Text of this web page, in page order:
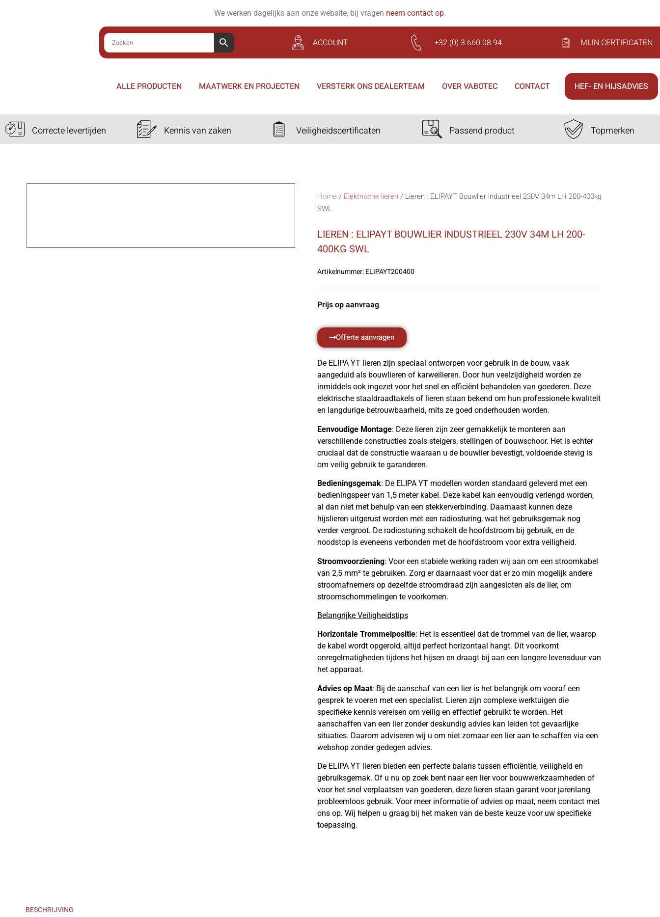
We werken dagelijks aan onze website, bij vragen neem contact op.
ACCOUNT +32 (0) 3 660 08 94 MIJN CERTIFICATEN
ALLE PRODUCTEN MAATWERK EN PROJECTEN VERSTERK ONS DEALERTEAM OVER VABOTEC CONTACT HEF- EN HIJSADVIES
Correcte levertijden Kennis van zaken Veiligheidscertificaten Passend product Topmerken
Home / Elektrische lieren / Lieren : ELIPAYT Bouwlier industrieel 230V 34m LH 200-400kg
SWL
LIEREN : ELIPAYT BOUWLIER INDUSTRIEEL 230V 34M LH 200-
400KG SWL
Artikelnummer:ELIPAYT200400
Prijs op aanvraag
Offerte aanvragen
De ELIPA YT lieren zijn speciaal ontworpen voor gebruik in de bouw, vaak
aangeduid als bouwlieren of karweilieren. Door hun veelzijdigheid worden ze
inmiddels ook ingezet voor het snel en efficiënt behandelen van goederen. Deze
elektrische staaldraadtakels of lieren staan bekend om hun professionele kwaliteit
en langdurige betrouwbaarheid, mits ze goed onderhouden worden.
Eenvoudige Montage: Deze lieren zijn zeer gemakkelijk te monteren aan
verschillende constructies zoals steigers, stellingen of bouwschoor. Het is echter
cruciaal dat de constructie waaraan u de bouwlier bevestigt, voldoende stevig is
om veilig gebruik te garanderen.
Bedieningsgemak: De ELIPA YT modellen worden standaard geleverd met een
bedieningspeer van 1,5 meter kabel. Deze kabel kan eenvoudig verlengd worden,
al dan niet met behulp van een stekkerverbinding. Daarnaast kunnen deze
hijslieren uitgerust worden met een radiosturing, wat het gebruiksgemak nog
verder vergroot. De radiosturing schakelt de hoofdstroom bij gebruik, en de
noodstop is eveneens verbonden met de hoofdstroom voor extra veiligheid.
Stroomvoorziening: Voor een stabiele werking raden wij aan om een stroomkabel
van 2,5 mm² te gebruiken. Zorg er daarnaast voor dat er zo min mogelijk andere
stroomafnemers op dezelfde stroomdraad zijn aangesloten als de lier, om
stroomschommelingen te voorkomen.
Belangrijke Veiligheidstips
Horizontale Trommelpositie: Het is essentieel dat de trommel van de lier, waarop
de kabel wordt opgerold, altijd perfect horizontaal hangt. Dit voorkomt
onregelmatigheden tijdens het hijsen en draagt bij aan een langere levensduur van
het apparaat.
Advies op Maat: Bij de aanschaf van een lier is het belangrijk om vooraf een
gesprek te voeren met een specialist. Lieren zijn complexe werktuigen die
specifieke kennis vereisen om veilig en effectief gebruikt te worden. Het
aanschaffen van een lier zonder deskundig advies kan leiden tot gevaarlijke
situaties. Daarom adviseren wij u om niet zomaar een lier aan te schaffen via een
webshop zonder gedegen advies.
De ELIPA YT lieren bieden een perfecte balans tussen efficiëntie, veiligheid en
gebruiksgemak. Of u nu op zoek bent naar een lier voor bouwwerkzaamheden of
voor het snel verplaatsen van goederen, deze lieren staan garant voor jarenlang
probleemloos gebruik. Voor meer informatie of advies op maat, neem contact met
ons op. Wij helpen u graag bij het maken van de beste keuze voor uw specifieke
toepassing.
BESCHRIJVING